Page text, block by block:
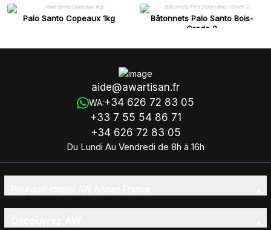
Palo Santo Copeaux 1kg
Bâtonnets Palo Santo Bois-
Grade 2
aide@awartisan.fr
WA:+34 626 72 83 05
+33 7 55 54 86 71
+34 626 72 83 05
Du Lundi Au Vendredi de 8h à 16h